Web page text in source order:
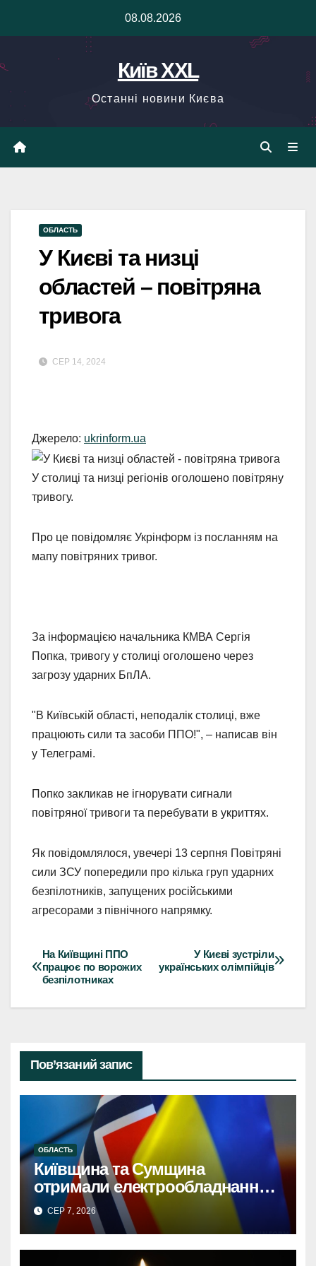
08.08.2026
Київ XXL
Останні новини Києва
ОБЛАСТЬ
У Києві та низці
областей – повітряна
тривога
СЕР 14, 2024
Джерело: ukrinform.ua
У столиці та низці регіонів оголошено повітряну
тривогу.
Про це повідомляє Укрінформ із посланням на
мапу повітряних тривог.
За інформацією начальника КМВА Сергія
Попка, тривогу у столиці оголошено через
загрозу ударних БпЛА.
"В Київській області, неподалік столиці, вже
працюють сили та засоби ППО!", – написав він
у Телеграмі.
Попко закликав не ігнорувати сигнали
повітряної тривоги та перебувати в укриттях.
Як повідомлялося, увечері 13 серпня Повітряні
сили ЗСУ попередили про кілька груп ударних
безпілотників, запущених російськими
агресорами з північного напрямку.
Навігація
записів
У Києві зустріли
українських олімпійців
На Київщині ППО
працює по ворожих
безпілотниках
Пов’язаний запис
ОБЛАСТЬ
Київщина та Сумщина
отримали електрообладнання
від НорвегіїКиївщина та
Сумщина: Норвезька допомога
з електрообладнанням для
СЕР 7, 2026